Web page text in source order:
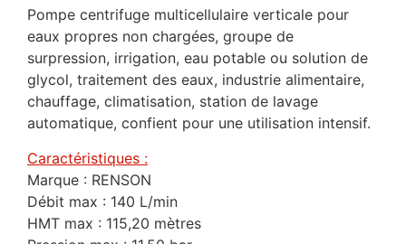
Pompe centrifuge multicellulaire verticale pour
eaux propres non chargées, groupe de
surpression, irrigation, eau potable ou solution de
glycol, traitement des eaux, industrie alimentaire,
chauffage, climatisation, station de lavage
automatique, confient pour une utilisation intensif.
Caractéristiques :
Marque : RENSON
Débit max : 140 L/min
HMT max : 115,20 mètres